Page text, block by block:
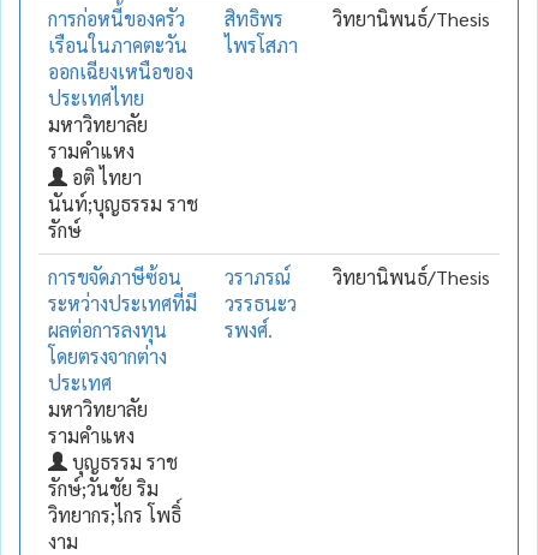
การก่อหนี้ของครัว
เรือนในภาคตะวัน
ออกเฉียงเหนือของ
ประเทศไทย
มหาวิทยาลัย
รามคำแหง
อติ ไทยา
นันท์;บุญธรรม ราช
รักษ์
สิทธิพร
ไพรโสภา
วิทยานิพนธ์/Thesis
การขจัดภาษีซ้อน
ระหว่างประเทศที่มี
ผลต่อการลงทุน
โดยตรงจากต่าง
ประเทศ
มหาวิทยาลัย
รามคำแหง
บุญธรรม ราช
รักษ์;วันชัย ริม
วิทยากร;ไกร โพธิ์
งาม
วราภรณ์
วรรธนะว
รพงศ์.
วิทยานิพนธ์/Thesis